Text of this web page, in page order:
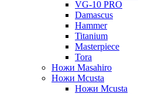
VG-10 PRO
Damascus
Hammer
Titanium
Masterpiece
Tora
Ножи Masahiro
Ножи Mcusta
Ножи Mcusta